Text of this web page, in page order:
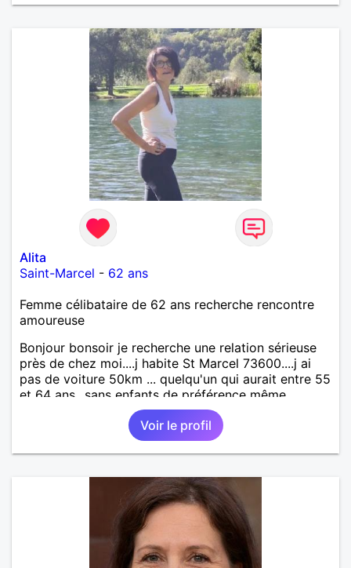
Alita
Saint-Marcel - 62 ans
Femme célibataire de 62 ans recherche rencontre
amoureuse
Bonjour bonsoir je recherche une relation sérieuse
près de chez moi....j habite St Marcel 73600....j ai
pas de voiture 50km ... quelqu'un qui aurait entre 55
et 64 ans...sans enfants de préférence même
adultes et qui n aurait garder aucun contact avec
une où plusieurs ex...si vous correspondez à ma
recherche ecrivez moi je vous répondrai...
Voir le profil